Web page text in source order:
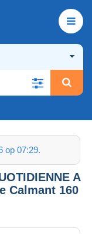
op 07:29.
A
Calmant 160